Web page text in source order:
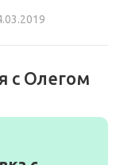
с Олегом